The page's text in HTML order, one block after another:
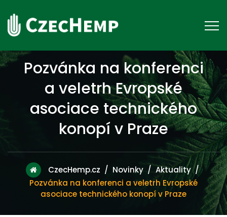
Pozvánka na konferenci
a veletrh Evropské
asociace technického
konopí v Praze
CzecHemp.cz / Novinky / Aktuality/
Pozvánka na konferenci a veletrh Evropské
asociace technického konopí v Praze